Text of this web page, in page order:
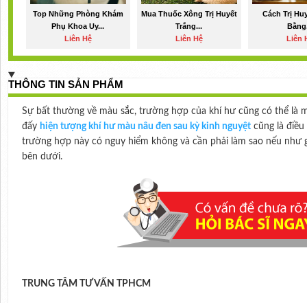
Top Những Phòng Khám
Phụ Khoa Uy...
Liên Hệ
Mua Thuốc Xông Trị Huyết
Trắng...
Liên Hệ
Cách Trị
Liên
THÔNG TIN SẢN PHẨM
Sự bất thường về màu sắc, trường hợp của khí hư cũng có thể là
đấy hiện tượng khí hư màu nâu đen sau kỳ kinh nguyệtcũng là điều
trường hợp này có nguy hiểm không và cần phải làm sao nếu như
bên dưới.
TRUNG TÂM TƯ VẤN TPHCM